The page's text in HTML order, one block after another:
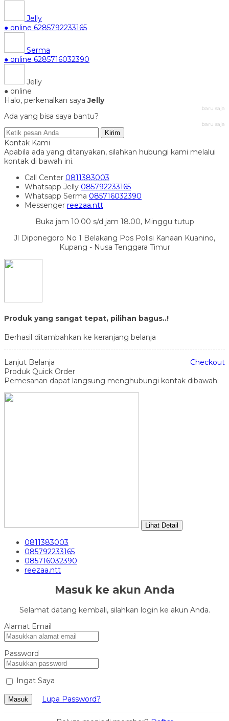
Jelly
● online 6285792233165
Serma
● online 6285716032390
Jelly
● online
Halo, perkenalkan sayaJelly
baru saja
Ada yang bisa saya bantu?
baru saja
Kirim
Kontak Kami
Apabila ada yang ditanyakan, silahkan hubungi kami melalui
kontak di bawah ini.
Call Center 0811383003
Whatsapp Jelly 085792233165
Whatsapp Serma 085716032390
Messenger reezaa.ntt
Buka jam 10.00 s/d jam 18.00, Minggu tutup
Jl Diponegoro No 1 Belakang Pos Polisi Kanaan Kuanino,
Kupang - Nusa Tenggara Timur
Produk yang sangat tepat, pilihan bagus..!
Berhasil ditambahkan ke keranjang belanja
Lanjut Belanja
Checkout
Produk Quick Order
Pemesanan dapat langsung menghubungi kontak dibawah:
Lihat Detail
0811383003
085792233165
085716032390
reezaa.ntt
Masuk ke akun Anda
Selamat datang kembali, silahkan login ke akun Anda.
Alamat Email
Password
Ingat Saya
Masuk Lupa Password?